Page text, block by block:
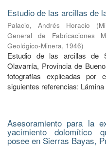
Estudio de las arcillas de
Palacio, Andrés Horacio (
General de Fabricaciones
Geológico-Minera, 1946)
Estudio de las arcillas de
Olavarría, Provincia de
fotografías explicadas
siguientes referencias:
Asesoramiento para la
yacimiento dolomítico
posee en Sierras Bayas,